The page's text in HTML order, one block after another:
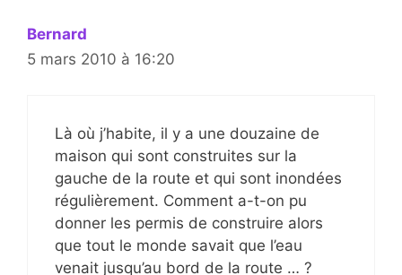
Bernard
5 mars 2010 à 16:20
Là où j’habite, il y a une douzaine de
maison qui sont construites sur la
gauche de la route et qui sont inondées
régulièrement. Comment a-t-on pu
donner les permis de construire alors
que tout le monde savait que l’eau
venait jusqu’au bord de la route … ?